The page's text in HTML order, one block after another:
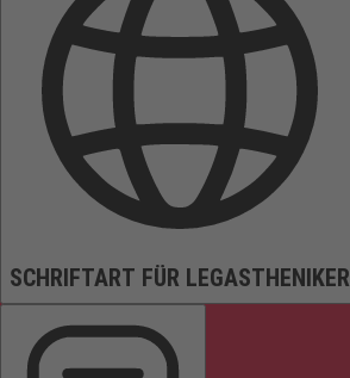
SCHRIFTART FÜR LEGASTHENIKER